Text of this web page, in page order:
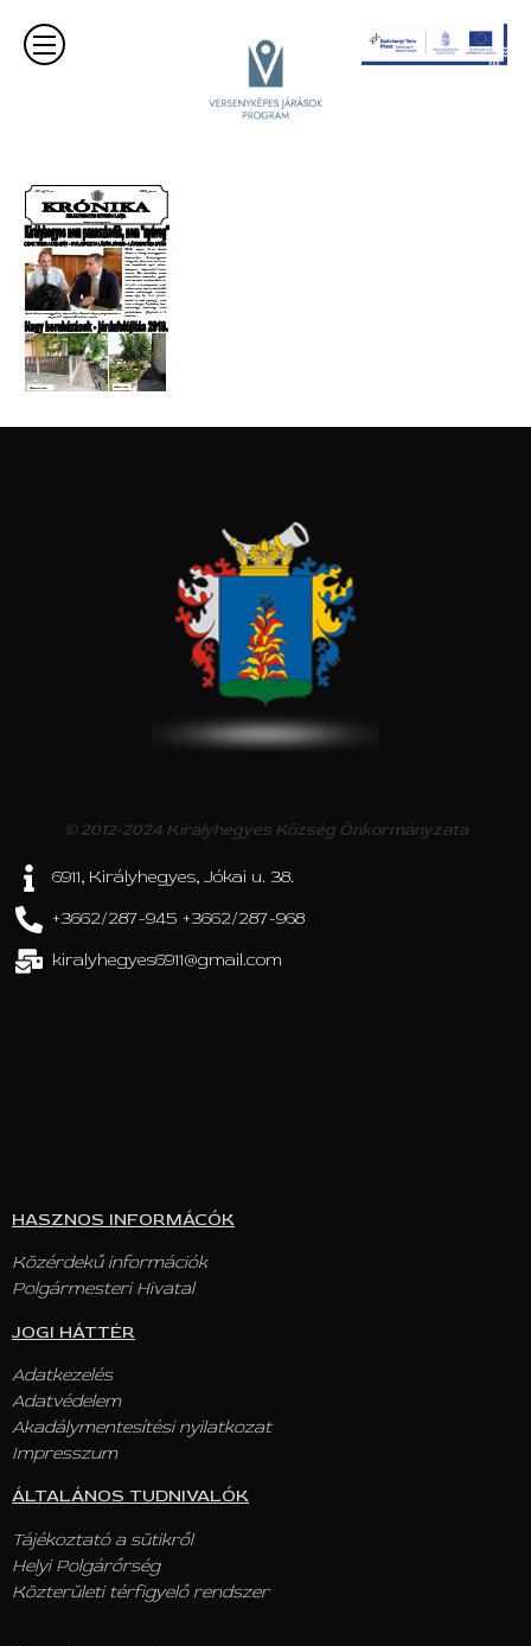
© 2012-2024 Királyhegyes Község Önkormányzata
6911, Királyhegyes, Jókai u. 38.
+3662/287-945 +3662/287-968
kiralyhegyes6911@gmail.com
HASZNOS INFORMÁCÓK
Közérdekű információk
Polgármesteri Hivatal
JOGI HÁTTÉR
Adatkezelés
Adatvédelem
Akadálymentesítési nyilatkozat
Impresszum
ÁLTALÁNOS TUDNIVALÓK
Tájékoztató a sütikről
Helyi Polgárőrség
Közterületi térfigyelő rendszer